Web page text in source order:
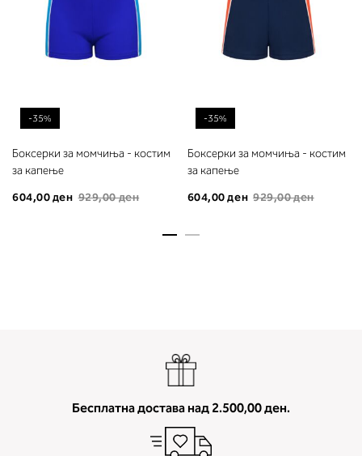
-35%
Боксерки за момчиња - костим
за капење
604,00 ден 929,00 ден
-35%
Боксерки за момчиња - костим
за капење
604,00 ден 929,00 ден
Бесплатна достава над 2.500,00 ден.